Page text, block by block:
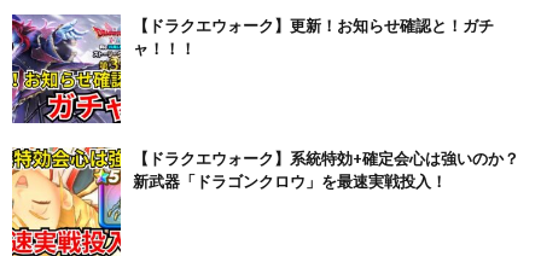
【ドラクエウォーク】更新！お知らせ確認と！ガチ
ャ！！！
【ドラクエウォーク】系統特効+確定会心は強いのか？
新武器「ドラゴンクロウ」を最速実戦投入！